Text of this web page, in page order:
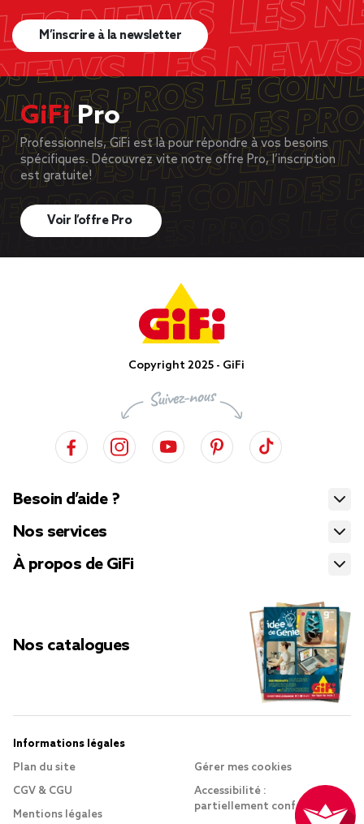
M’inscrire à la newsletter
GiFiPro
Professionnels, GiFi est là pour répondre à vos besoins
spécifiques. Découvrez vite notre offre Pro, l’inscription
est gratuite!
Voir l’offre Pro
Copyright 2025 - GiFi
Besoin d’aide ?
Nos services
À propos de GiFi
Nos catalogues
Informations légales
Plan du site
CGV & CGU
Mentions légales
Gérer mes cookies
Accessibilité :
partiellement conforme